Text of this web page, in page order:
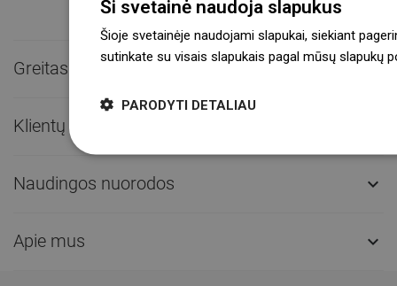
Greitas kontaktas 
Klientų aptarnavimas
Naudingos nuorodos 
Apie mus 
Ši svetainė naudoja slapukus
Šioje svetainėje naudojami slapukai, siekiant
sutinkate su visais slapukais pagal mūsų slapukų
PARODYTI DETALIAU